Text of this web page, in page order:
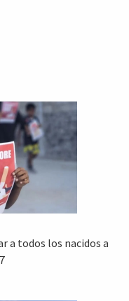
a todos los nacidos a